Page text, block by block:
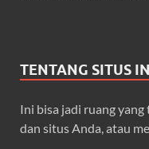
TENTANG SITUS
Ini bisa jadi ruang
dan situs Anda, atau